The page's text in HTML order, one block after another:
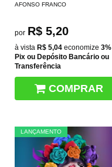
AFONSO FRANCO
por R$ 5,20
à vista R$ 5,04 economize 3%
Pix ou Depósito Bancário ou
Transferência
COMPRAR
LANÇAMENTO